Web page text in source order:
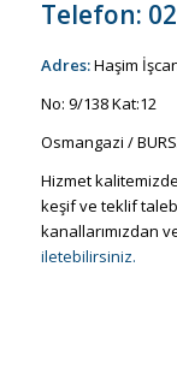
Telefon:
Adres:Haşim
No: 9/138 Kat:12
Osmangazi /
Hizmet
keşif ve teklif
kanallarımızdan
iletebilirsiniz.